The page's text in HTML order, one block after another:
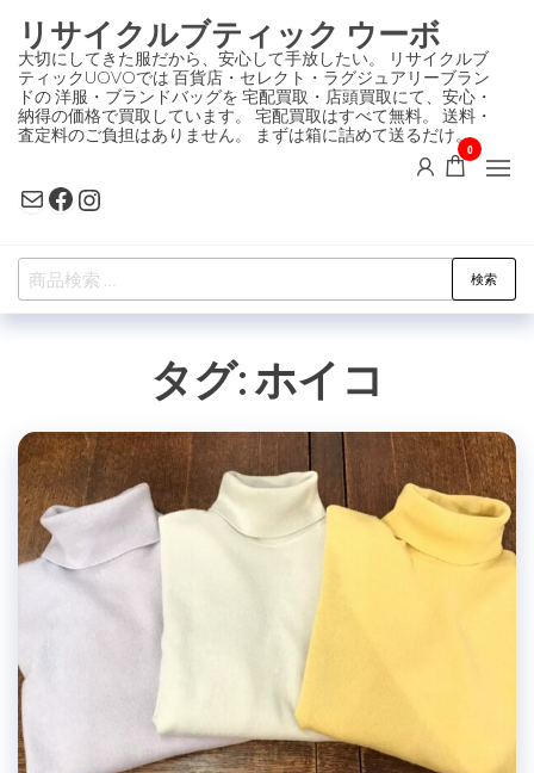
ン
テ
ン
ツ
プ
リサイクルブティック ウーボ
大切にしてきた服だから、安心して手放したい。 リサイクルブ
ティックUOVOでは 百貨店・セレクト・ラグジュアリーブラン
ドの 洋服・ブランドバッグを 宅配買取・店頭買取にて、安心・
納得の価格で買取しています。 宅配買取はすべて無料。 送料・
査定料のご負担はありません。 まずは箱に詰めて送るだけ。
MailFacebook
Instagram
0
検
索
検索
タグ:ホイコ